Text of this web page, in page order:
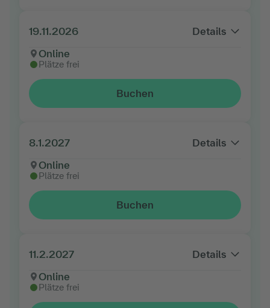
19.11.2026
Details
Online
Plätze frei
Buchen
8.1.2027
Details
Online
Plätze frei
Buchen
11.2.2027
Details
Online
Plätze frei